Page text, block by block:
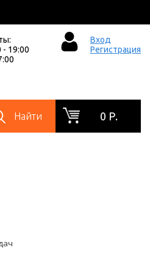
- 19:00
Вход
Регистрация
Найти 0 Р.